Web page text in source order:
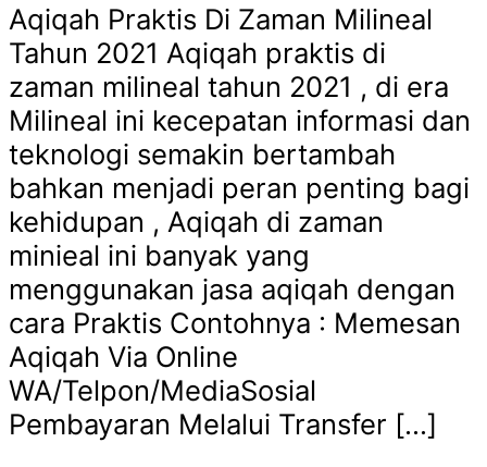
Aqiqah Praktis Di Zaman Milineal
Tahun 2021 Aqiqah praktis di
zaman milineal tahun 2021 , di era
Milineal ini kecepatan informasi dan
teknologi semakin bertambah
bahkan menjadi peran penting bagi
kehidupan , Aqiqah di zaman
minieal ini banyak yang
menggunakan jasa aqiqah dengan
cara Praktis Contohnya : Memesan
Aqiqah Via Online
WA/Telpon/MediaSosial
Pembayaran Melalui Transfer […]